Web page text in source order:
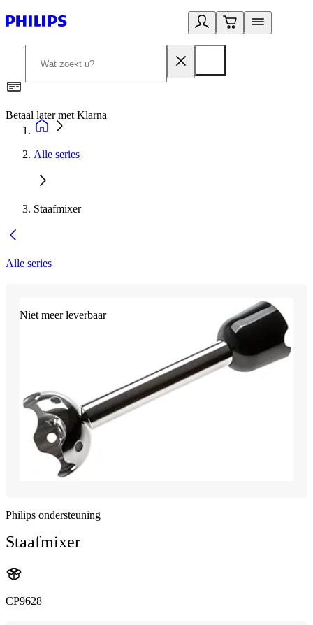
Betaal later met Klarna
Alle series
Staafmixer
Alle series
Niet meer leverbaar
Philips ondersteuning
Staafmixer
CP9628